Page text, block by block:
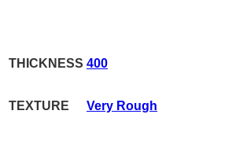
THICKNESS 400
TEXTURE Very Rough